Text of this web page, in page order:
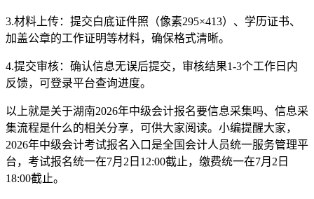
3.材料上传：提交白底证件照（像素295×413）、学历证书、
加盖公章的工作证明等材料，确保格式清晰。
4.提交审核：确认信息无误后提交，审核结果1-3个工作日内
反馈，可登录平台查询进度。
以上就是关于湖南2026年中级会计报名要信息采集吗、信息采
集流程是什么的相关分享，可供大家阅读。小编提醒大家，
2026年中级会计考试报名入口是全国会计人员统一服务管理平
台，考试报名统一在7月2日12:00截止，缴费统一在7月2日
18:00截止。